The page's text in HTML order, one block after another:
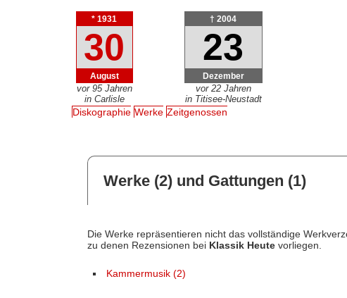
* 1931
30
August
vor 95 Jahren
in Carlisle
† 2004
23
Dezember
vor 22 Jahren
in Titisee-Neustadt
Diskographie Werke Zeitgenossen
Werke (2) und Gattungen (1)
Die Werke repräsentieren nicht das vollständige
zu denen Rezensionen bei Klassik Heutevorliegen.
Kammermusik (2)